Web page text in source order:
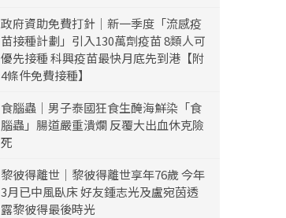
政府資助免費打針｜新一季度「流感疫
苗接種計劃」引入130萬劑疫苗 8類人可
優先接種 科興疫苗最快月底先到港【附
4條件免費接種】
食腦蟲｜男子泰國狂食生醃海鮮染「食
腦蟲」腸道嚴重潰爛 反覆大出血休克險
死
黎彼得離世｜黎彼得離世享年76歲 今年
3月已中風臥床 好友鍾志光及盧宛茵透
露黎彼得最後時光